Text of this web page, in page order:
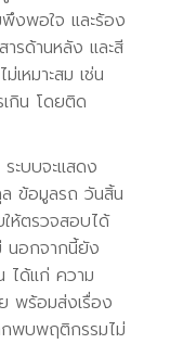
งพอใจ และร้อง
รด้านหลัง และสี
หมาะสม เช่น
เกิน โดยติด
ะบบจะแสดง
ข้อมูลรถ วันสิ้น
ห้ตรวจสอบได้
นอกจากนี้ยัง
ได้แก่ ความ
พร้อมส่งเรื่อง
กพบพฤติกรรมไม่